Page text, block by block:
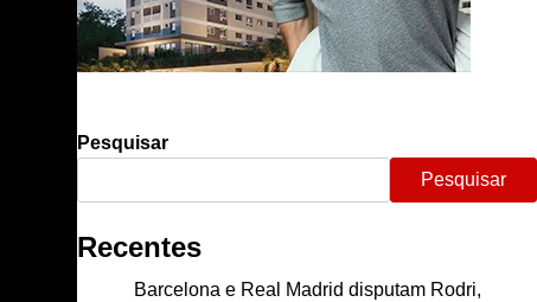
Pesquisar
Pesquisar
Recentes
Barcelona e Real Madrid disputam Rodri,